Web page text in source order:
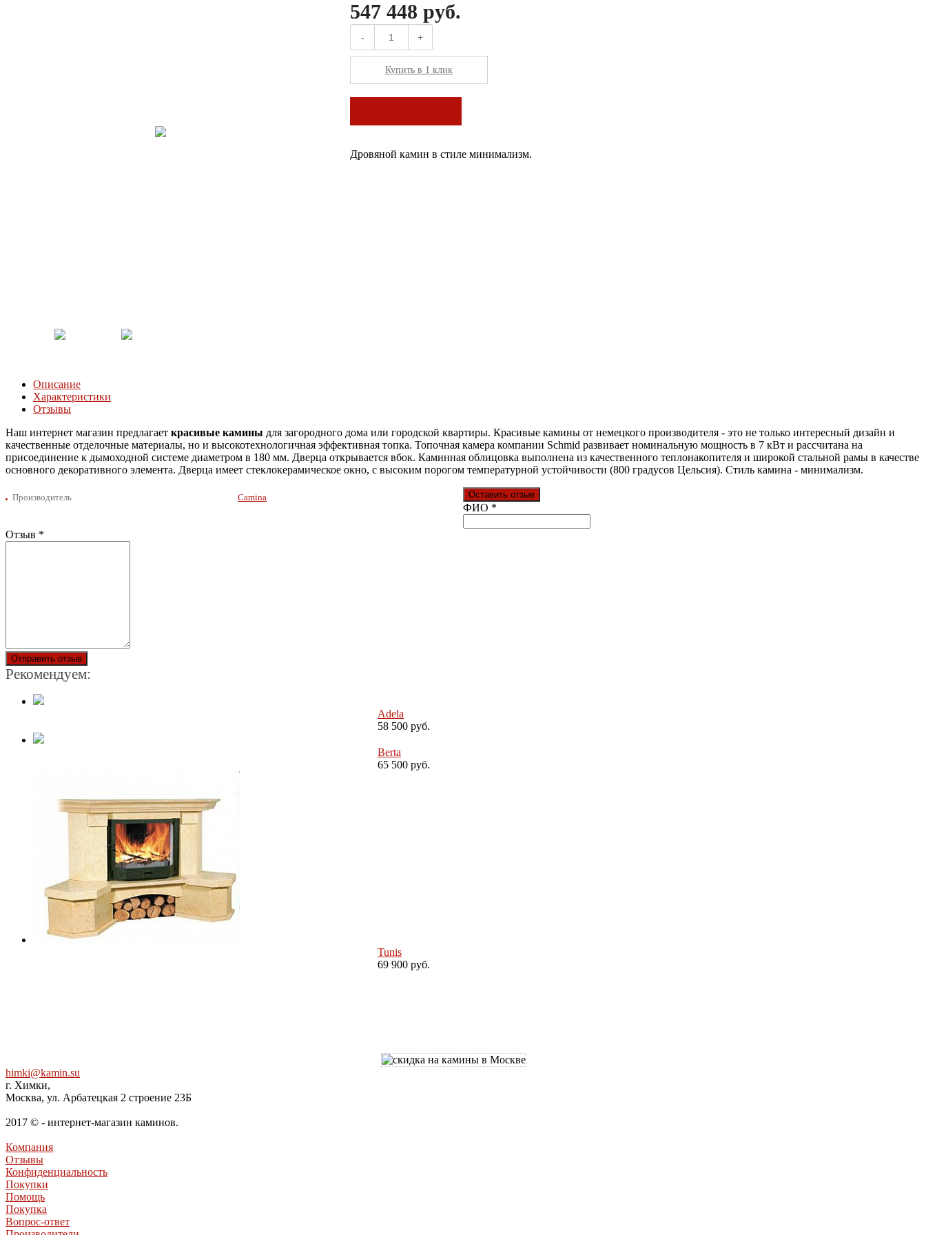
547 448 руб.
- +
Купить в 1 клик
Дровяной камин в стиле минимализм.
Описание
Характеристики
Отзывы
Наш интернет магазин предлагает красивые камины для загородного дома или городской квартиры. Красивые камины от немецкого производителя - это не только интересный дизайн и
качественные отделочные материалы, но и высокотехнологичная эффективная топка. Топочная камера компании Schmid развивает номинальную мощность в 7 кВт и рассчитана на
присоединение к дымоходной системе диаметром в 180 мм. Дверца открывается вбок. Каминная облицовка выполнена из качественного теплонакопителя и широкой стальной рамы в качестве
основного декоративного элемента. Дверца имеет стеклокерамическое окно, с высоким порогом температурной устойчивости (800 градусов Цельсия). Стиль камина - минимализм.
Производитель Camina Оставить отзыв
Ваш отзыв был отправлен!
ФИО *
Отзыв *
Отправить отзыв
Рекомендуем:
Adela
58 500 руб.
Berta
65 500 руб.
Tunis
69 900 руб.
himki@kamin.su
г. Химки,
Москва, ул. Арбатецкая 2 строение 23Б
2017 © - интернет-магазин каминов.
Компания
Отзывы
Конфиденциальность
Покупки
Помощь
Покупка
Вопрос-ответ